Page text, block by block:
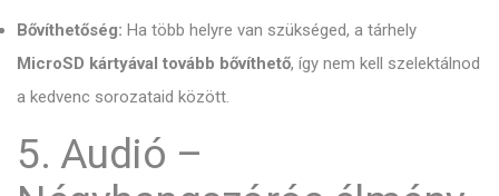
Bővíthetőség: Ha több helyre van szükséged, a tárhely
MicroSD kártyával tovább bővíthető, így nem kell szelektálnod
a kedvenc sorozataid között.
5. Audió –